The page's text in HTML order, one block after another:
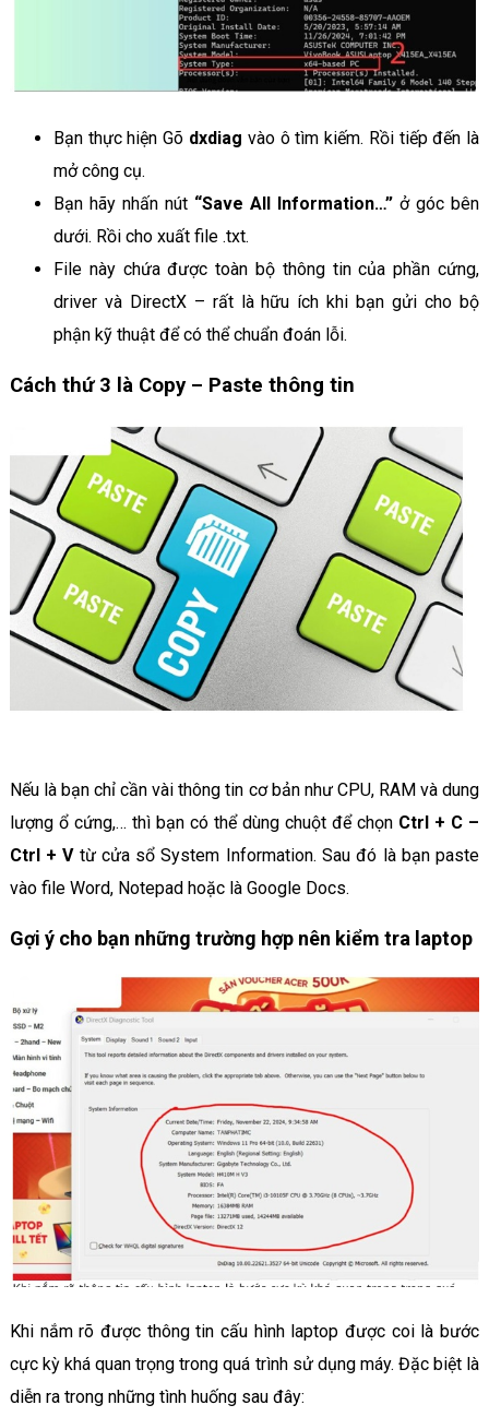
Bạn thực hiện Gõ dxdiag vào ô tìm kiếm. Rồi tiếp đến là
mở công cụ.
Bạn hãy nhấn nút “Save All Information…” ở góc bên
dưới. Rồi cho xuất file .txt.
File này chứa được toàn bộ thông tin của phần cứng,
driver và DirectX – rất là hữu ích khi bạn gửi cho bộ
phận kỹ thuật để có thể chuẩn đoán lỗi.
Cách thứ 3 là Copy – Paste thông tin
Nếu là bạn chỉ cần vài thông tin cơ bản như CPU, RAM và dung
lượng ổ cứng,… thì bạn có thể dùng chuột để chọn Ctrl + C –
Ctrl + Vtừ cửa sổ System Information. Sau đó là bạn paste
vào file Word, Notepad hoặc là Google Docs.
Gợi ý cho bạn những trường hợp nên kiểm tra laptop
Khi nắm rõ được thông tin cấu hình laptop được coi là bước
cực kỳ khá quan trọng trong quá trình sử dụng máy. Đặc biệt là
diễn ra trong những tình huống sau đây: